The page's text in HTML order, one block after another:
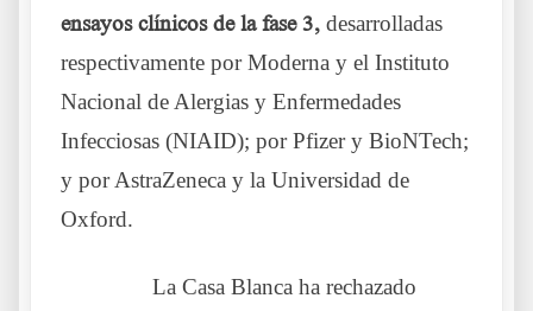
ensayos clínicos de la fase 3, desarrolladas
respectivamente por Moderna y el Instituto
Nacional de Alergias y Enfermedades
Infecciosas (NIAID); por Pfizer y BioNTech;
y por AstraZeneca y la Universidad de
Oxford.
La Casa Blanca ha rechazado